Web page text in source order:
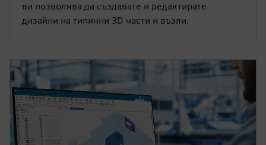
ви позволява да създавате и редактирате
дизайни на типични 3D части и възли.